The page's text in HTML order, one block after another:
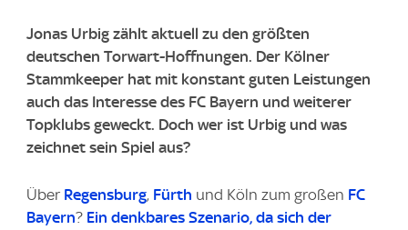
Jonas Urbig zählt aktuell zu den größten
deutschen Torwart-Hoffnungen. Der Kölner
Stammkeeper hat mit konstant guten Leistungen
auch das Interesse des FC Bayern und weiterer
Topklubs geweckt. Doch wer ist Urbig und was
zeichnet sein Spiel aus?
Über Regensburg, Fürth und Köln zum großen FC
Bayern? Ein denkbares Szenario, da sich der